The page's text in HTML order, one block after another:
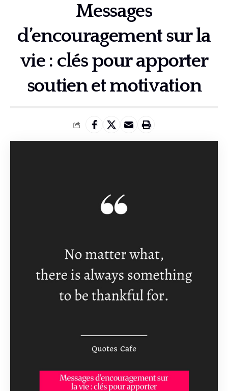
Messages
d’encouragement sur la
vie : clés pour apporter
soutien et motivation